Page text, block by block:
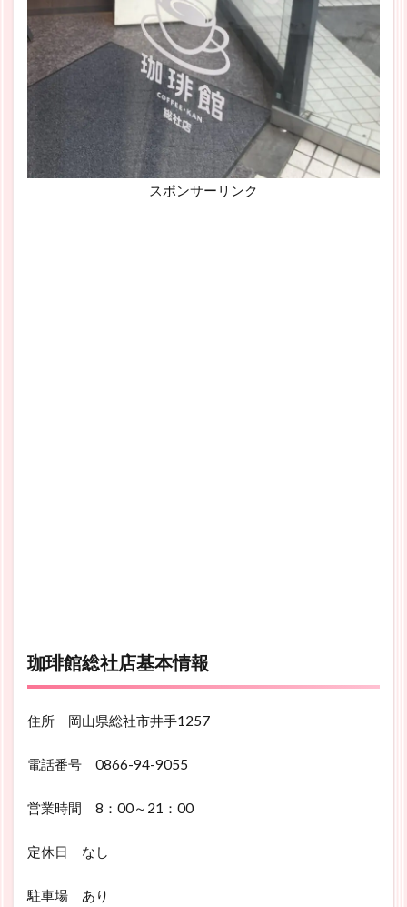
スポンサーリンク
珈琲館総社店基本情報
住所 岡山県総社市井手1257
電話番号 0866-94-9055
営業時間 8：00～21：00
定休日 なし
駐車場 あり